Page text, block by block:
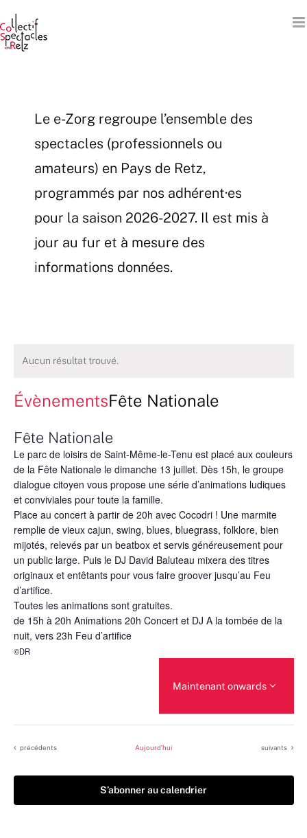
au
contenu
Le e-Zorg regroupe l’ensemble des
spectacles (professionnels ou
amateurs) en Pays de Retz,
programmés par nos adhérent·es
pour la saison 2026-2027. Il est mis à
jour au fur et à mesure des
informations données.
Aucun résultat trouvé.
ÉvènementsFête Nationale
Fête Nationale
Le parc de loisirs de Saint-Même-le-Tenu est placé aux couleurs
de la Fête Nationale le dimanche 13 juillet. Dès 15h, le groupe
dialogue citoyen vous propose une série d’animations ludiques
et conviviales pour toute la famille.
Place au concert à partir de 20h avec Cocodri ! Une marmite
remplie de vieux cajun, swing, blues, bluegrass, folklore, bien
mijotés, relevés par un beatbox et servis généreusement pour
un public large. Puis le DJ David Baluteau mixera des titres
originaux et entêtants pour vous faire groover jusqu’au Feu
d’artifice.
Toutes les animations sont gratuites.
de 15h à 20h Animations 20h Concert et DJ A la tombée de la
nuit, vers 23h Feu d’artifice
©DR
Maintenant onwards
date.
Évènements
précédents Aujourd’hui Évènements
suivants
S’abonner au calendrier